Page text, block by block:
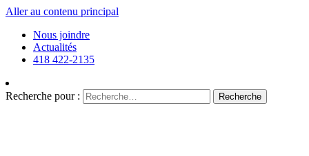
Aller au contenu principal
Nous joindre
Actualités
418 422-2135
Recherche pour : Recherche